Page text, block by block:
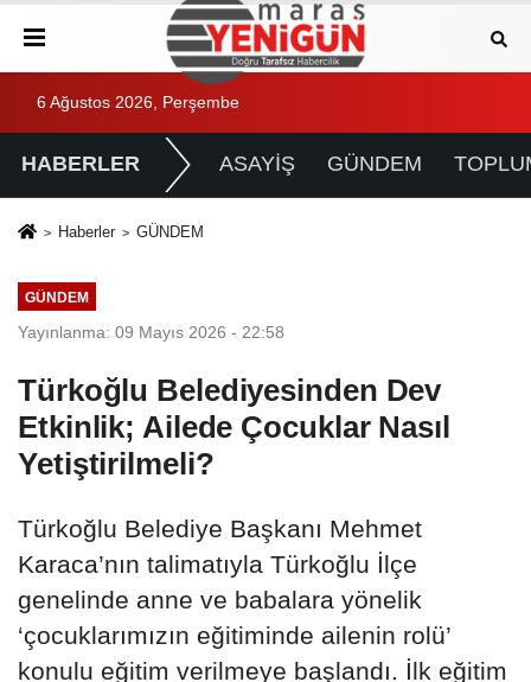
6 Ağustos 2026, Perşembe
HABERLER ASAYİŞ GÜNDEM
Haberler GÜNDEM
GÜNDEM
Yayınlanma: 09 Mayıs 2026 - 22:58
Türkoğlu Belediyesinden Dev
Etkinlik; Ailede Çocuklar Nasıl
Yetiştirilmeli?
Türkoğlu Belediye Başkanı Mehmet
Karaca’nın talimatıyla Türkoğlu İlçe
genelinde anne ve babalara yönelik
‘çocuklarımızın eğitiminde ailenin rolü’
konulu eğitim verilmeye başlandı. İlk eğitim